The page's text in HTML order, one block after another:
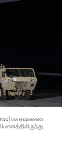
ரக ஏவுகணை